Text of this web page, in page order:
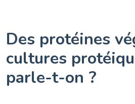
Des protéines
cultures
parle-t-on ?